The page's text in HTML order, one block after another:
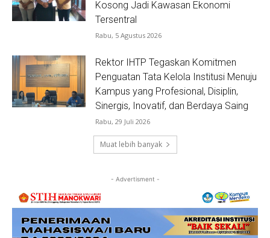
Kosong Jadi Kawasan Ekonomi
Tersentral
Rabu, 5 Agustus 2026
Rektor IHTP Tegaskan Komitmen
Penguatan Tata Kelola Institusi Menuju
Kampus yang Profesional, Disiplin,
Sinergis, Inovatif, dan Berdaya Saing
Rabu, 29 Juli 2026
Muat lebih banyak
- Advertisment -